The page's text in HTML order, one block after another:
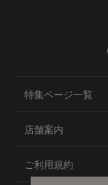
特集ページ一覧
店舗案内
ご利用規約